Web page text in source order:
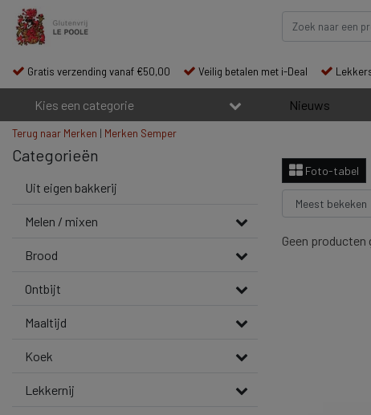
Gratis verzending vanaf €50,00 Veilig betalen met i-Deal
Kies een categorie Nieuws
Terug naar Merken | Merken Semper
Categorieën
Uit eigen bakkerij
Melen / mixen
Brood
Ontbijt
Maaltijd
Koek
Lekkernij
Foto-tabel
Geen producten